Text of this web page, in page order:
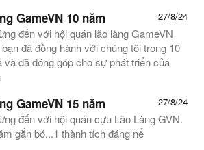
27/8/24
GameVN 10 năm
đến với hội quán lão làng GameVN
đã đồng hành với chúng tôi trong 10
và đã đóng góp cho sự phát triển của
27/8/24
GameVN 15 năm
đến với hội quán cựu Lão Làng GVN.
gắn bó...1 thành tích đáng nể